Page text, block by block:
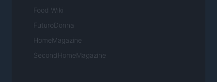
Food Wiki
FuturoDonna
HomeMagazine
SecondHomeMagazine